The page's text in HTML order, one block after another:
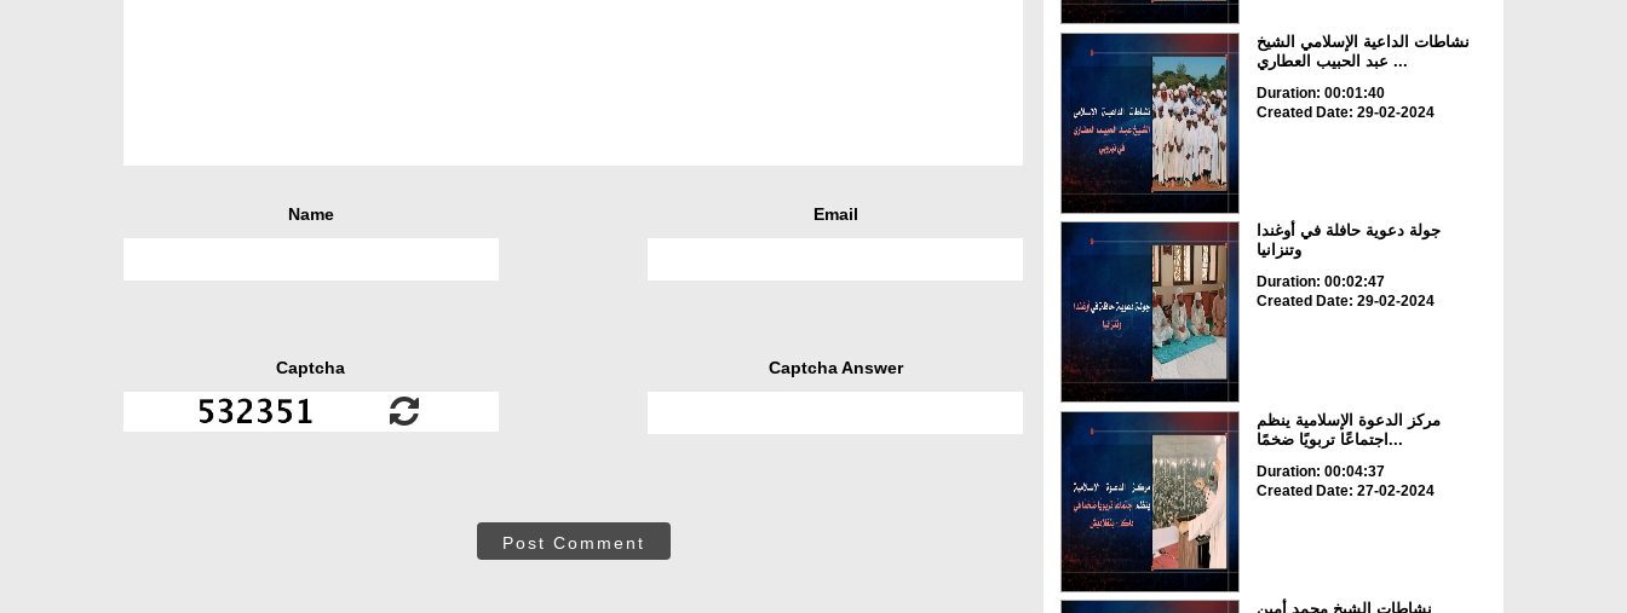
Name Email
Captcha Captcha Answer
Post Comment
نشاطات الداعية الإسلامي الشيخ
عبد الحبيب العطاري ...
Duration: 00:01:40
Created Date: 29-02-2024
جولة دعوية حافلة في أوغندا
وتنزانيا
Duration: 00:02:47
Created Date: 29-02-2024
مركز الدعوة الإسلامية ينظم
اجتماعًا تربويًا ضخمًا...
Duration: 00:04:37
Created Date: 27-02-2024
نشاطات الشيخ محمد أمين